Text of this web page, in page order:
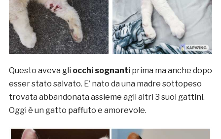
Questo aveva gli occhi sognantiprima ma anche dopo
esser stato salvato. E’ nato da una madre sottopeso
trovata abbandonata assieme agli altri 3 suoi gattini.
Oggi è un gatto paffuto e amorevole.